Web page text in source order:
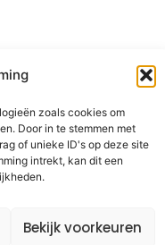
zoals cookies om
Door in te stemmen met
of unieke ID's op deze site
intrekt, kan dit een
Bekijk voorkeuren